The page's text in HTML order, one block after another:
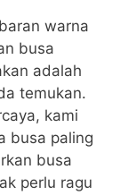
warna
busa
adalah
temukan.
kami
busa paling
busa
perlu ragu